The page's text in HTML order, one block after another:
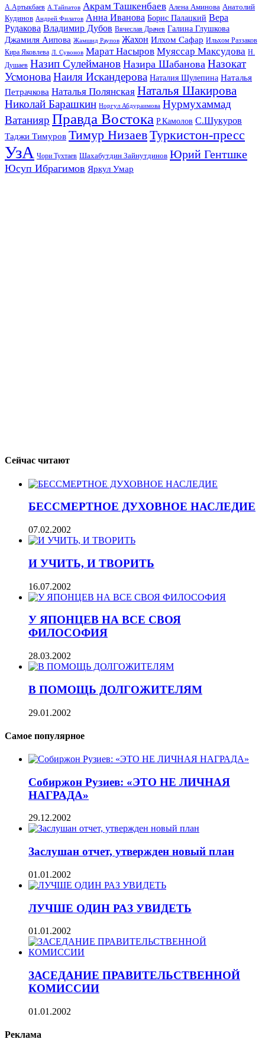
А.Артыкбаев А.Тайпатов Акрам Ташкенбаев Алена Аминова Анатолий
Кудинов Андрей Филатов Анна Иванова Борис Палацкий Вера
Рудакова Владимир Дубов Вячеслав Драчев Галина Глушкова
Джамиля Аипова Жамшид Раупов Жахон Илхом Сафар Ильхом Раззаков
Кира Яковлева Л. Сувонов Марат Насыров Муяссар Максудова Н.
Душаев Назип Сулейманов Назира Шабанова Назокат
УсмоноваНаиля Искандерова Наталия Шулепина Наталья
Петрачкова Наталья Полянская Наталья Шакирова
Николай Барашкин Норгул Абдураимова Нурмухаммад
Ватанияр Правда Востока Р.Камолов С.Шукуров
Таджи Тимуров Тимур НизаевТуркистон-пресс
УзА Чори Тухтаев Шахабутдин Зайнутдинов Юрий Гентшке
Юсуп Ибрагимов Яркул Умар
Сейчас читают
БЕССМЕРТНОЕ ДУХОВНОЕ НАСЛЕДИЕ
07.02.2002
И УЧИТЬ, И ТВОРИТЬ
16.07.2002
У ЯПОНЦЕВ НА ВСЕ СВОЯ
ФИЛОСОФИЯ
28.03.2002
В ПОМОЩЬ ДОЛГОЖИТЕЛЯМ
29.01.2002
Самое популярное
Собиржон Рузиев: «ЭТО НЕ ЛИЧНАЯ
НАГРАДА»
29.12.2002
Заслушан отчет, утвержден новый план
01.01.2002
ЛУЧШЕ ОДИН РАЗ УВИДЕТЬ
01.01.2002
ЗАСЕДАНИЕ ПРАВИТЕЛЬСТВЕННОЙ
КОМИССИИ
01.01.2002
Реклама